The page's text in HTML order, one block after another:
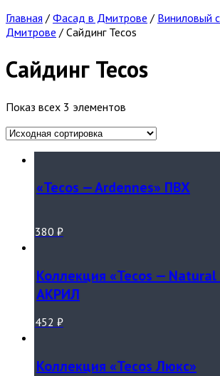
Главная / Фасад в Дмитрове / Виниловый
Дмитрове / Сайдинг Tecos
Сайдинг Tecos
Показ всех 3 элементов
«Tecos — Ardennes» ПВХ
380 ₽
Коллекция «Tecos —
АКРИЛ
452 ₽
Коллекция «Tecos Люкс»